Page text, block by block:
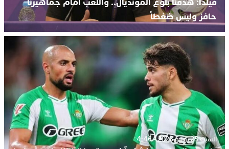
حافز وليس ضغطاً
السبت 25 يوليو 2026 - 4:46